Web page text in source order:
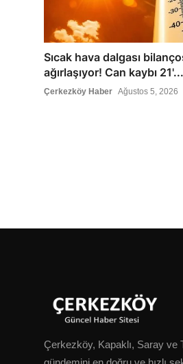
Sıcak hava dalgası
ağırlaşıyor! Can kaybı 21'...
Çerkezköy Haber Ağustos 5, 2026
Çerkezköy, Kapaklı, Saray ve